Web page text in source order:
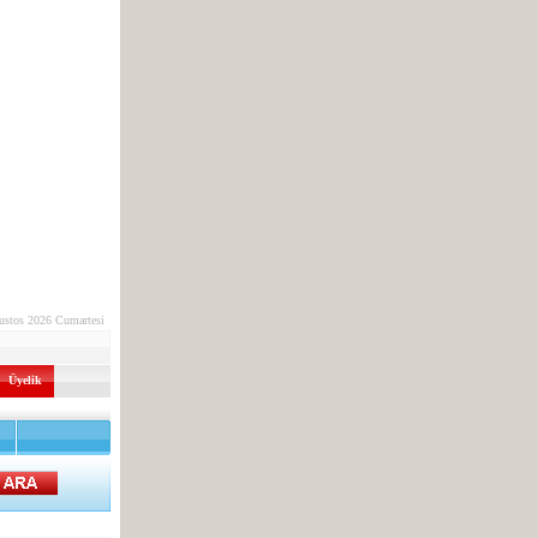
2026 Cumartesi
Üyelik